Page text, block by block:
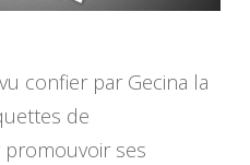
confier par Gecina la
de
ses